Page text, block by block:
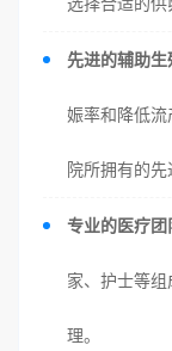
先进的辅助生
娠率和降低
院所拥有的
专业的医疗团
家、护士等
理。